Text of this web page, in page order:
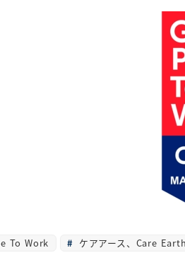
To Work ケアアース、Care